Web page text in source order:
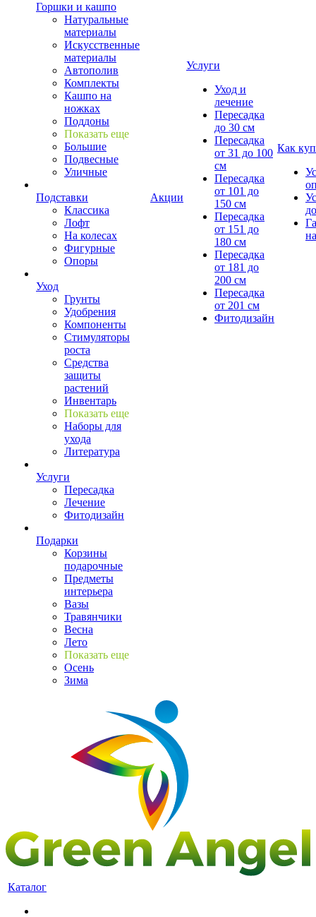
Горшки и кашпо
Натуральные
материалы
Искусственные
материалы
Автополив
Комплекты
Кашпо на
ножках
Поддоны
Показать еще
Большие
Подвесные
Уличные
Подставки
Классика
Лофт
На колесах
Фигурные
Опоры
Уход
Грунты
Удобрения
Компоненты
Стимуляторы
роста
Средства
защиты
растений
Инвентарь
Показать еще
Наборы для
ухода
Литература
Услуги
Пересадка
Лечение
Фитодизайн
Подарки
Корзины
подарочные
Предметы
интерьера
Вазы
Травянчики
Весна
Лето
Показать еще
Осень
Зима
Акции
Услуги
Уход и
лечение
Пересадка
до 30 см
Пересадка
от 31 до 100
см
Пересадка
от 101 до
150 см
Пересадка
от 151 до
180 см
Пересадка
от 181 до
200 см
Пересадка
от 201 см
Фитодизайн
Как
Каталог